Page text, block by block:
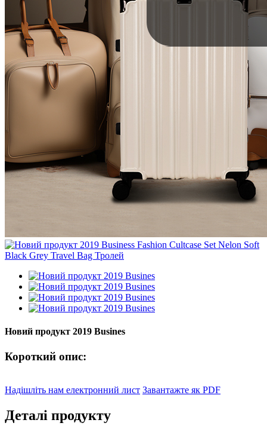
Новий продукт 2019 Busines
Короткий опис:
Надішліть нам електронний лист Завантажте як PDF
Деталі продукту